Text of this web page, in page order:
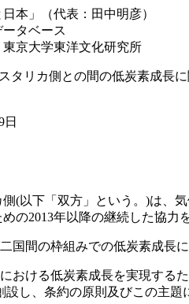
本」（代表：田中明彦）
タベース
京大学東洋文化研究所
リカ側との間の低炭素成長
(以下「双方」という。)は、
の2013年以降の継続した協力
国間の枠組みでの低炭素成長
おける低炭素成長を実現する
設し、条約の原則及びこの主